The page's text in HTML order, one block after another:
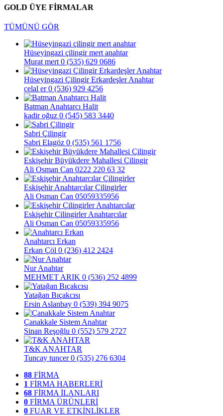
GOLD ÜYE FİRMALAR
TÜMÜNÜ GÖR
Hüseyingazi çilingir mert anahtar
Murat mert 0 (535) 629 0686
Hüseyingazi Çilingir Erkardeşler Anahtar
celal er 0 (536) 929 4256
Batman Anahtarcı Halit
kadir oğuz 0 (545) 583 3440
Sabri Çilingir
Sabri Elagöz 0 (535) 561 1756
Eskişehir Büyükdere Mahallesi Çilingir
Ali Osman Can 0222 220 63 32
Eskişehir Anahtarcılar Çilingirler
Ali Osman Can 05059335956
Eskişehir Çilingirler Anahtarcılar
Ali Osman Can 05059335956
Anahtarcı Erkan
Erkan Çöl 0 (236) 412 2424
Nur Anahtar
MEHMET ARIK 0 (536) 252 4899
Yatağan Bıçakcısı
Ersin Aslanbay 0 (539) 394 9075
Çanakkale Sistem Anahtar
Sinan Reşoğlu 0 (552) 579 2727
T&K ANAHTAR
Tuncay tuncer 0 (535) 276 6304
88 FİRMA
1 FİRMA HABERLERİ
68 FİRMA İLANLARI
0 FİRMA ÜRÜNLERİ
0 FUAR VE ETKİNLİKLER